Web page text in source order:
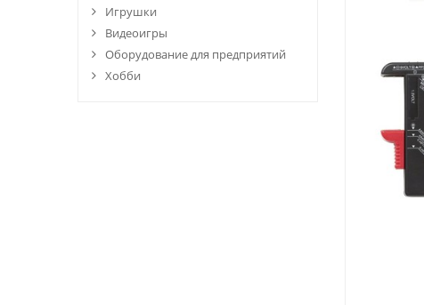
Игрушки
Видеоигры
Оборудование для предприятий
Хобби